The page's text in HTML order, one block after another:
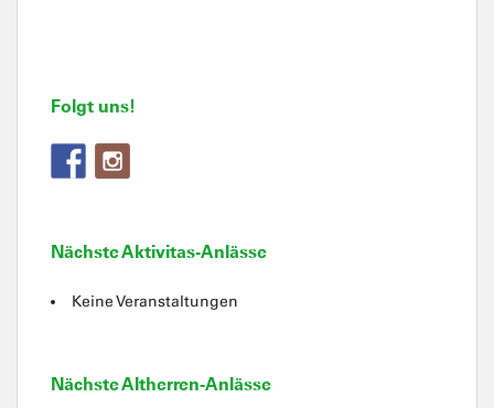
Folgt uns!
Nächste Aktivitas-Anlässe
Keine Veranstaltungen
Nächste Altherren-Anlässe